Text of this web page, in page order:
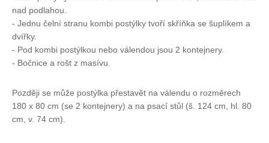
nad podlahou.
- Jednu čelní stranu kombi postýlky tvoří skříňka se šuplíkem a
dvířky.
- Pod kombi postýlkou nebo válendou jsou 2 kontejnery.
- Bočnice a rošt z masívu.
Později se může postýlka přestavět na válendu o rozměrech
180 x 80 cm (se 2 kontejnery) a na psací stůl (š. 124 cm, hl. 80
cm, v. 74 cm).